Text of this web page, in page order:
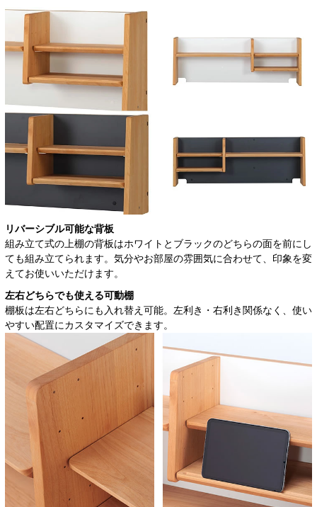
リバーシブル可能な背板
組み立て式の上棚の背板はホワイトとブラックのどちらの面を前にし
ても組み立てられます。気分やお部屋の雰囲気に合わせて、印象を変
えてお使いいただけます。
左右どちらでも使える可動棚
棚板は左右どちらにも入れ替え可能。左利き・右利き関係なく、使い
やすい配置にカスタマイズできます。